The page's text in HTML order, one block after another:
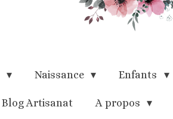
Naissance Enfants
Blog Artisanat A propos